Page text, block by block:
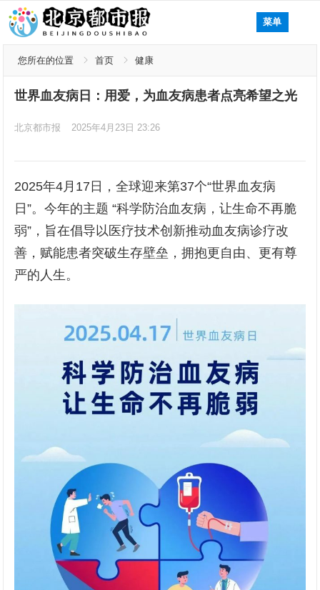
菜单
您所在的位置 首页 健康
世界血友病日：用爱，为血友病患者点亮希望之光
北京都市报 2025年4月23日 23:26
2025年4月17日，全球迎来第37个“世界血友病
日”。今年的主题 “科学防治血友病，让生命不再脆
弱”，旨在倡导以医疗技术创新推动血友病诊疗改
善，赋能患者突破生存壁垒，拥抱更自由、更有尊
严的人生。